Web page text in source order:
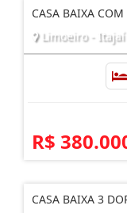
CASA BAIXA
Limoeiro - Itajaí
R$
CASA BAIXA 3